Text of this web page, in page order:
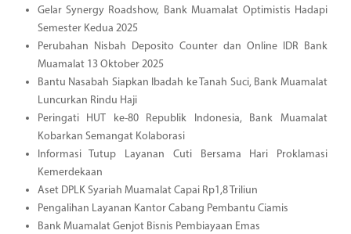
Gelar Synergy Roadshow, Bank Muamalat Optimistis Hadapi
Semester Kedua 2025
Perubahan Nisbah Deposito Counter dan Online IDR Bank
Muamalat 13 Oktober 2025
Bantu Nasabah Siapkan Ibadah ke Tanah Suci, Bank Muamalat
Luncurkan Rindu Haji
Peringati HUT ke-80 Republik Indonesia, Bank Muamalat
Kobarkan Semangat Kolaborasi
Informasi Tutup Layanan Cuti Bersama Hari Proklamasi
Kemerdekaan
Aset DPLK Syariah Muamalat Capai Rp1,8 Triliun
Pengalihan Layanan Kantor Cabang Pembantu Ciamis
Bank Muamalat Genjot Bisnis Pembiayaan Emas